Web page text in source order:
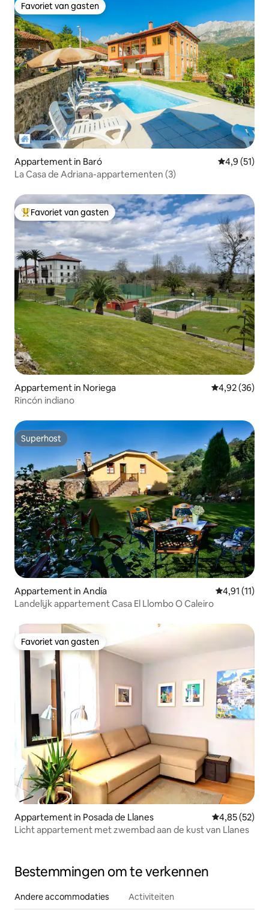
Favoriet van gasten
Favoriet van gasten
Appartement in Baró
4,9 (51)
La Casa de Adriana-appartementen (3)
Topfavoriet van gasten
Favoriet van gasten
Appartement in Noriega Gemiddelde
4,92 (36)
Rincón indiano
Superhost
Superhost
Appartement in Andía Gemiddelde
4,91 (11)
Landelijk appartement Casa El Llombo O Caleiro
Favoriet van gasten
Favoriet van gasten
Appartement in Posada de Llanes Gemiddelde
4,85 (52)
Licht appartement met zwembad aan de kust van Llanes
Bestemmingen om te verkennen
Andere accommodaties Activiteiten